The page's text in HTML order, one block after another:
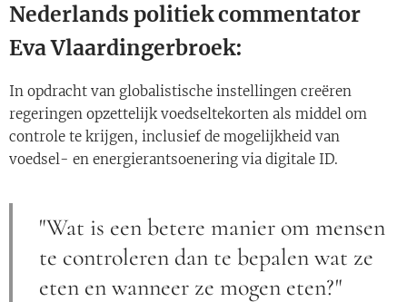
Nederlands politiek commentator
Eva Vlaardingerbroek:
In opdracht van globalistische instellingen creëren
regeringen opzettelijk voedseltekorten als middel om
controle te krijgen, inclusief de mogelijkheid van
voedsel- en energierantsoenering via digitale ID.
"Wat is een betere manier om mensen
te controleren dan te bepalen wat ze
eten en wanneer ze mogen eten?"